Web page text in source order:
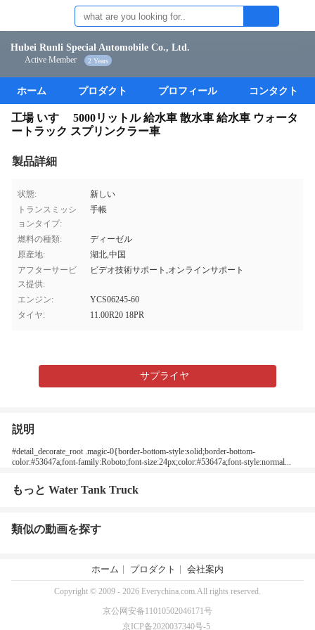
Hubei Runli Special Automobile Co., Ltd.
Active Member 2 Years
ホーム プロダクト プロフィール コンタクト
工場 いすゞ 5000リットル 給水車 散水車 給水車 ウォータ
ートラック スプリンクラー車
製品詳細
状態:
新しい
トランスミッシ
ョンタイプ:
手帳
燃料の種類:
ディーゼル
原産地:
湖北,中国
アフターサービ
ス提供:
ビデオ技術サポート,オンラインサポート
エンジン:
YCS06245-60
タイヤ:
11.00R20 18PR
サプライヤ
説明
#detail_decorate_root .magic-0{border-bottom-style:solid;border-bottom-
color:#53647a;font-family:Roboto;font-size:24px;color:#53647a;font-style:normal...
もっと Water Tank Truck
類似の動画を探す
ホーム プロダクト 会社案内
Copyright © 2009 - 2026 Everychina.com.All rights reserved.
京公网安备11010502046171号
京ICP备2020037340号-5